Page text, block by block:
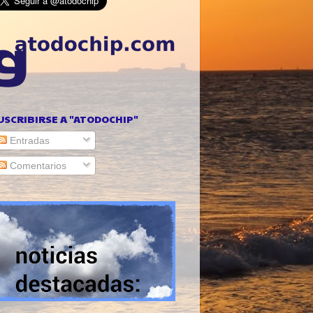
A "ATODOCHIP"
Entradas
Comentarios